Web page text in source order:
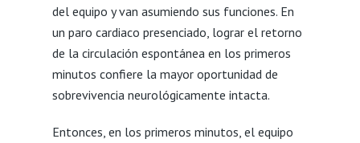
del equipo y van asumiendo sus funciones. En
un paro cardiaco presenciado, lograr el retorno
de la circulación espontánea en los primeros
minutos confiere la mayor oportunidad de
sobrevivencia neurológicamente intacta.
Entonces, en los primeros minutos, el equipo